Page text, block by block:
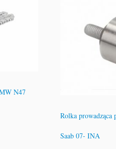
N47
Rolka prowadząca
Saab 07- INA